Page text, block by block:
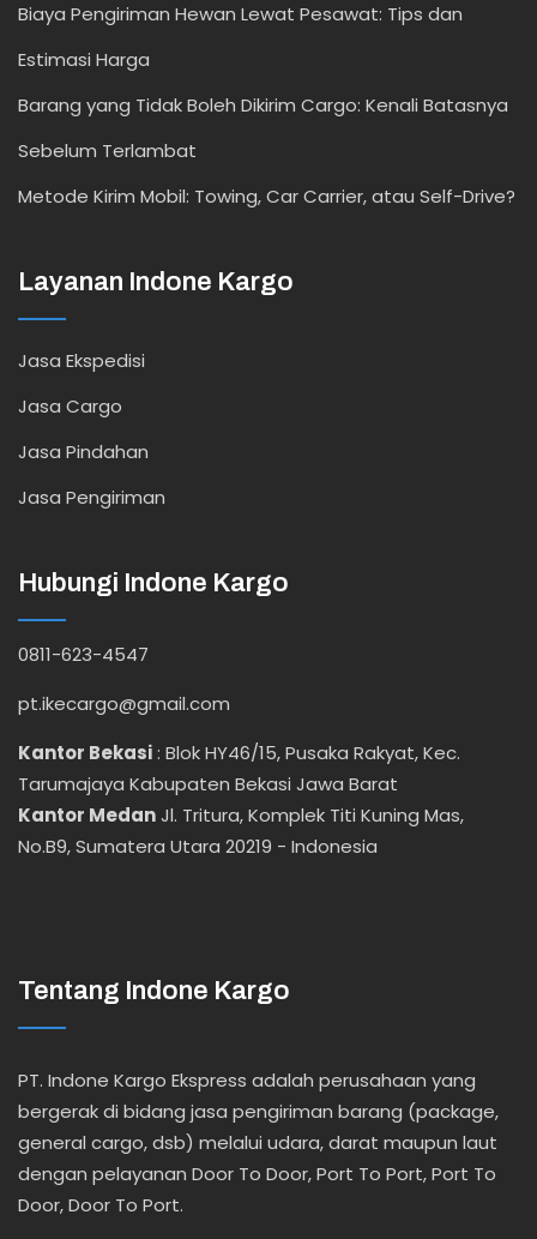
Biaya Pengiriman Hewan Lewat Pesawat: Tips dan
Estimasi Harga
Barang yang Tidak Boleh Dikirim Cargo: Kenali Batasnya
Sebelum Terlambat
Metode Kirim Mobil: Towing, Car Carrier, atau Self-Drive?
Layanan Indone Kargo
Jasa Ekspedisi
Jasa Cargo
Jasa Pindahan
Jasa Pengiriman
Hubungi Indone Kargo
0811-623-4547
pt.ikecargo@gmail.com
Kantor Bekasi: Blok HY46/15, Pusaka Rakyat, Kec.
Tarumajaya Kabupaten Bekasi Jawa Barat
Kantor MedanJl. Tritura, Komplek Titi Kuning Mas,
No.B9, Sumatera Utara 20219 - Indonesia
Tentang Indone Kargo
PT. Indone Kargo Ekspress adalah perusahaan yang
bergerak di bidang jasa pengiriman barang (package,
general cargo, dsb) melalui udara, darat maupun laut
dengan pelayanan Door To Door, Port To Port, Port To
Door, Door To Port.